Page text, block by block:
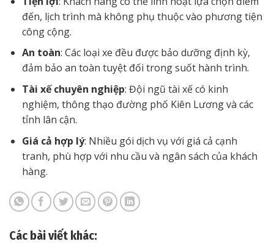
đến, lịch trình mà không phụ thuộc vào phương tiện
công cộng.
An toàn: Các loại xe đều được bảo dưỡng định kỳ,
đảm bảo an toàn tuyệt đối trong suốt hành trình.
Tài xế chuyên nghiệp: Đội ngũ tài xế có kinh
nghiệm, thông thạo đường phố Kiên Lương và các
tỉnh lân cận.
Giá cả hợp lý: Nhiều gói dịch vụ với giá cả cạnh
tranh, phù hợp với nhu cầu và ngân sách của khách
hàng.
Các bài viết khác: